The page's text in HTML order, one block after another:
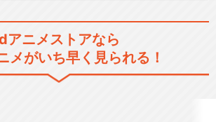
アニメストアなら
メがいち早く見られる！